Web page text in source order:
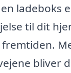
ladeboks
til dit
bliver